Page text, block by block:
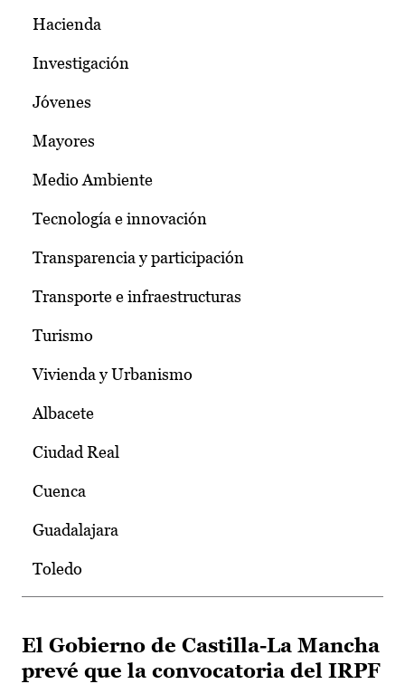
Hacienda
Investigación
Jóvenes
Mayores
Medio Ambiente
Tecnología e innovación
Transparencia y participación
Transporte e infraestructuras
Turismo
Vivienda y Urbanismo
Albacete
Ciudad Real
Cuenca
Guadalajara
Toledo
El Gobierno de Castilla-La Mancha
prevé que la convocatoria del IRPF